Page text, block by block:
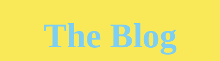
The Blog